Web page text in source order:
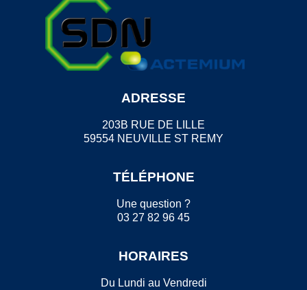
ADRESSE
203B RUE DE LILLE
59554 NEUVILLE ST REMY
TÉLÉPHONE
Une question ?
03 27 82 96 45
HORAIRES
Du Lundi au Vendredi